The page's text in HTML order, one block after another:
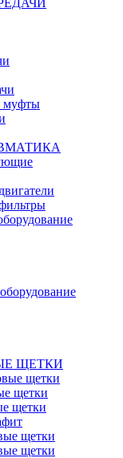
муфты
ЩЕТКИ
щетки
щетки
щетки
щетки
щетки